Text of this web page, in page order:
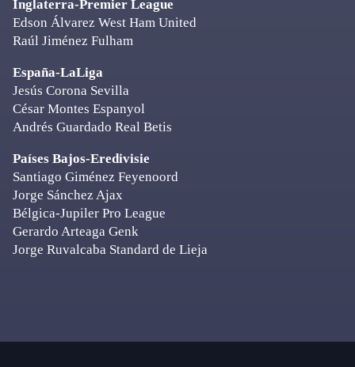
Inglaterra-Premier League
Edson Álvarez West Ham United
Raúl Jiménez Fulham
España-LaLiga
Jesús Corona Sevilla
César Montes Espanyol
Andrés Guardado Real Betis
Países Bajos-Eredivisie
Santiago Giménez Feyenoord
Jorge Sánchez Ajax
Bélgica-Jupiler Pro League
Gerardo Arteaga Genk
Jorge Ruvalcaba Standard de Lieja